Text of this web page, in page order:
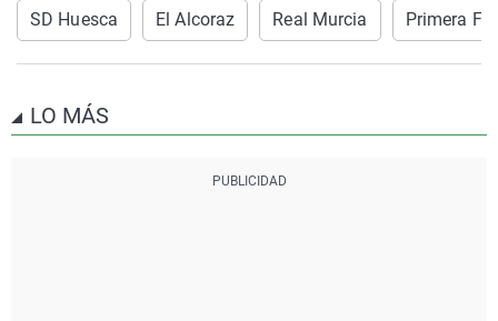
SD Huesca El Alcoraz Real Murcia Primera
LO MÁS